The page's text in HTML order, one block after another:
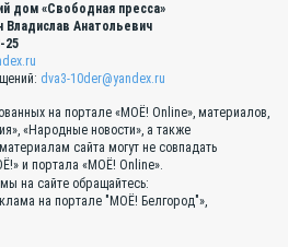
дом «Свободная пресса»
Анатольевич
25
dva3-10der@yandex.ru
на портале «МОЁ! Online», материалов,
«Народные новости», а также
сайта могут не совпадать
и портала «МОЁ! Online».
на сайте обращайтесь:
на портале "МОЁ! Белгород"»,